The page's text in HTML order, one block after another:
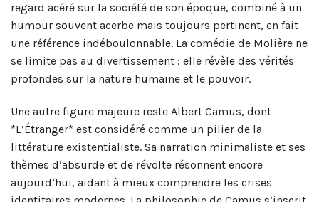
regard acéré sur la société de son époque, combiné à un
humour souvent acerbe mais toujours pertinent, en fait
une référence indéboulonnable. La comédie de Molière ne
se limite pas au divertissement : elle révèle des vérités
profondes sur la nature humaine et le pouvoir.
Une autre figure majeure reste Albert Camus, dont
*L’Étranger* est considéré comme un pilier de la
littérature existentialiste. Sa narration minimaliste et ses
thèmes d’absurde et de révolte résonnent encore
aujourd’hui, aidant à mieux comprendre les crises